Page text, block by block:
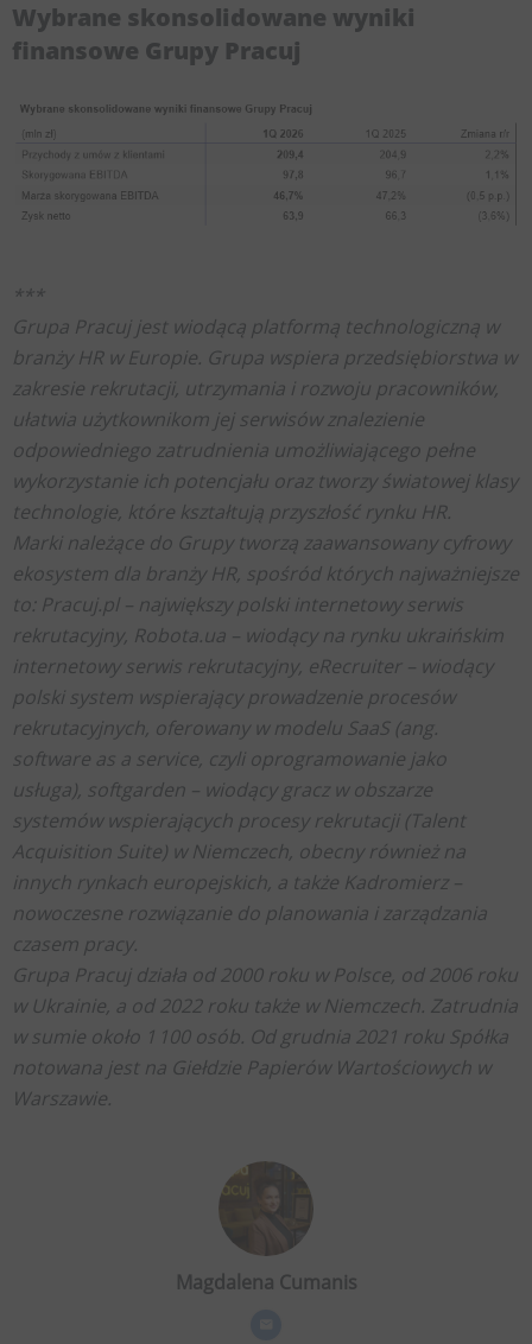
Wybrane skonsolidowane wyniki
finansowe Grupy Pracuj
***
Grupa Pracuj jest wiodącą platformą technologiczną w
branży HR w Europie. Grupa wspiera przedsiębiorstwa w
zakresie rekrutacji, utrzymania i rozwoju pracowników,
ułatwia użytkownikom jej serwisów znalezienie
odpowiedniego zatrudnienia umożliwiającego pełne
wykorzystanie ich potencjału oraz tworzy światowej klasy
technologie, które kształtują przyszłość rynku HR.
Marki należące do Grupy tworzą zaawansowany cyfrowy
ekosystem dla branży HR, spośród których najważniejsze
to: Pracuj.pl – największy polski internetowy serwis
rekrutacyjny, Robota.ua – wiodący na rynku ukraińskim
internetowy serwis rekrutacyjny, eRecruiter – wiodący
polski system wspierający prowadzenie procesów
rekrutacyjnych, oferowany w modelu SaaS (ang.
software as a service, czyli oprogramowanie jako
usługa), softgarden – wiodący gracz w obszarze
systemów wspierających procesy rekrutacji (Talent
Acquisition Suite) w Niemczech, obecny również na
innych rynkach europejskich, a także Kadromierz –
nowoczesne rozwiązanie do planowania i zarządzania
czasem pracy.
Grupa Pracuj działa od 2000 roku w Polsce, od 2006 roku
w Ukrainie, a od 2022 roku także w Niemczech. Zatrudnia
w sumie około 1 100 osób. Od grudnia 2021 roku Spółka
notowana jest na Giełdzie Papierów Wartościowych w
Warszawie.
Magdalena Cumanis